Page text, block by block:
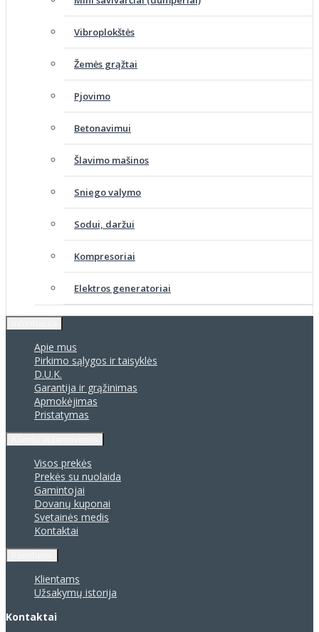
Vibroplokštės
Žemės grąžtai
Pjovimo
Betonavimui
Šlavimo mašinos
Sniego valymo
Sodui, daržui
Kompresoriai
Elektros generatoriai
Apie mus
Pirkimo sąlygos ir taisyklės
D.U.K.
Garantija ir grąžinimas
Apmokėjimas
Pristatymas
Visos prekės
Prekės su nuolaida
Gamintojai
Dovanų kuponai
Svetainės medis
Kontaktai
Klientams
Užsakymų istorija
Kontaktai